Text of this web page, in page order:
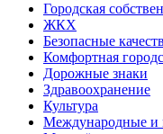
Городская
ЖКХ
Безопасные
Комфортная
Дорожные знаки
Здравоохранение
Культура
Международные и